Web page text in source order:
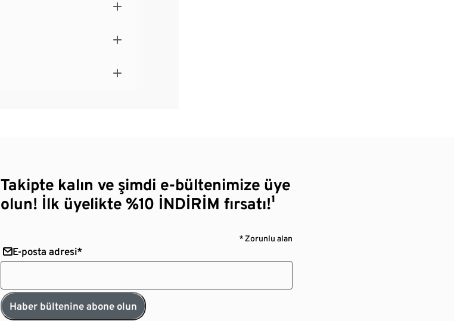
Takipte kalın ve şimdi e-bültenimize üye
olun! İlk üyelikte %10 İNDİRİM fırsatı!¹
* Zorunlu alan
E-posta adresi*
Haber bültenine abone olun